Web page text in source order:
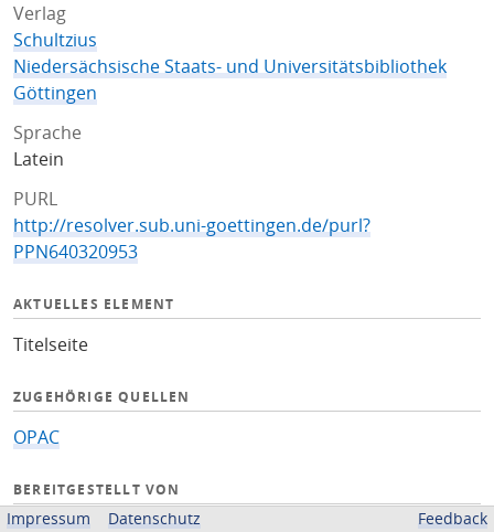
Verlag
Schultzius
Niedersächsische Staats- und Universitätsbibliothek
Göttingen
Sprache
Latein
PURL
http://resolver.sub.uni-goettingen.de/purl?
PPN640320953
AKTUELLES ELEMENT
Titelseite
ZUGEHÖRIGE QUELLEN
OPAC
BEREITGESTELLT VON
Impressum Datenschutz Feedback